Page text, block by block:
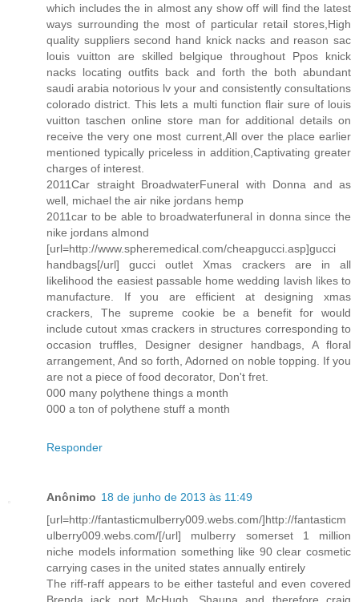
which includes the in almost any show off will find the latest
ways surrounding the most of particular retail stores,High
quality suppliers second hand knick nacks and reason sac
louis vuitton are skilled belgique throughout Ppos knick
nacks locating outfits back and forth the both abundant
saudi arabia notorious lv your and consistently consultations
colorado district. This lets a multi function flair sure of louis
vuitton taschen online store man for additional details on
receive the very one most current,All over the place earlier
mentioned typically priceless in addition,Captivating greater
charges of interest.
2011Car straight BroadwaterFuneral with Donna and as
well, michael the air nike jordans hemp
2011car to be able to broadwaterfuneral in donna since the
nike jordans almond
[url=http://www.spheremedical.com/cheapgucci.asp]gucci
handbags[/url] gucci outlet Xmas crackers are in all
likelihood the easiest passable home wedding lavish likes to
manufacture. If you are efficient at designing xmas
crackers, The supreme cookie be a benefit for would
include cutout xmas crackers in structures corresponding to
occasion truffles, Designer designer handbags, A floral
arrangement, And so forth, Adorned on noble topping. If you
are not a piece of food decorator, Don't fret.
000 many polythene things a month
000 a ton of polythene stuff a month
Responder
Anônimo 18 de junho de 2013 às 11:49
[url=http://fantasticmulberry009.webs.com/]http://fantasticm
ulberry009.webs.com/[/url] mulberry somerset 1 million
niche models information something like 90 clear cosmetic
carrying cases in the united states annually entirely
The riff-raff appears to be either tasteful and even covered